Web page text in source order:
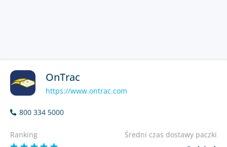
OnTrac
https://www.ontrac.com
800 334 5000
Ranking Średni czas dostawy paczki